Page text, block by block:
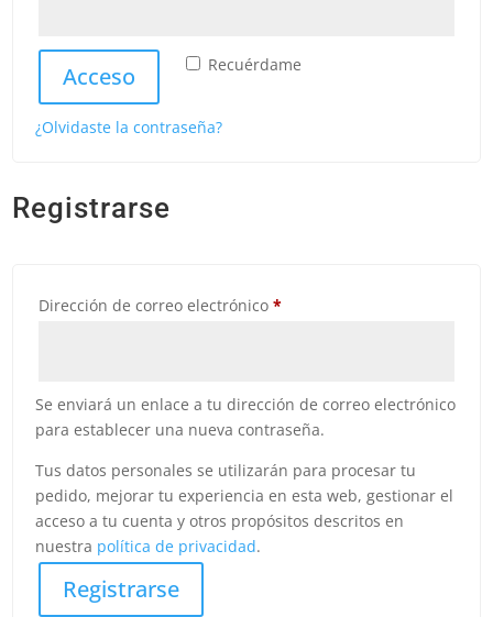
Recuérdame
Acceso
¿Olvidaste la contraseña?
Registrarse
Dirección de correo electrónico*Obligatorio
Se enviará un enlace a tu dirección de correo electrónico
para establecer una nueva contraseña.
Tus datos personales se utilizarán para procesar tu
pedido, mejorar tu experiencia en esta web, gestionar el
acceso a tu cuenta y otros propósitos descritos en
nuestra política de privacidad.
Registrarse